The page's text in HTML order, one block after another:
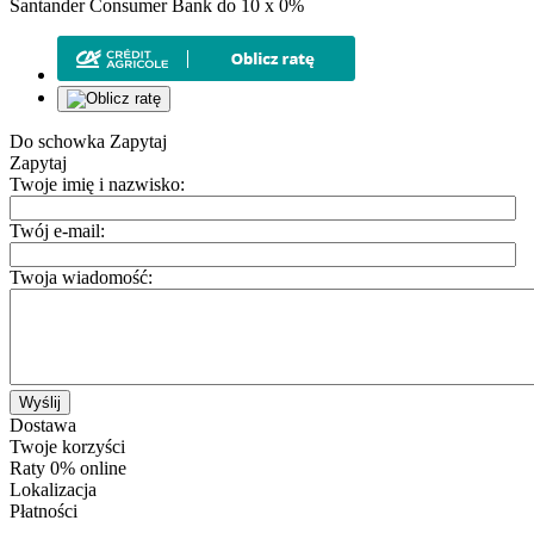
Santander Consumer Bank do 10 x 0%
Do schowka Zapytaj
Zapytaj
Twoje imię i nazwisko:
Twój e-mail:
Twoja wiadomość:
Wyślij
Dostawa
Twoje korzyści
Raty 0% online
Lokalizacja
Płatności